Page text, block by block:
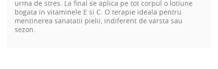
urma de stres. La final se aplica pe tot corpul o lotiune
bogata in vitaminele E si C. O terapie ideala pentru
mentinerea sanatatii pielii, indiferent de varsta sau
sezon.